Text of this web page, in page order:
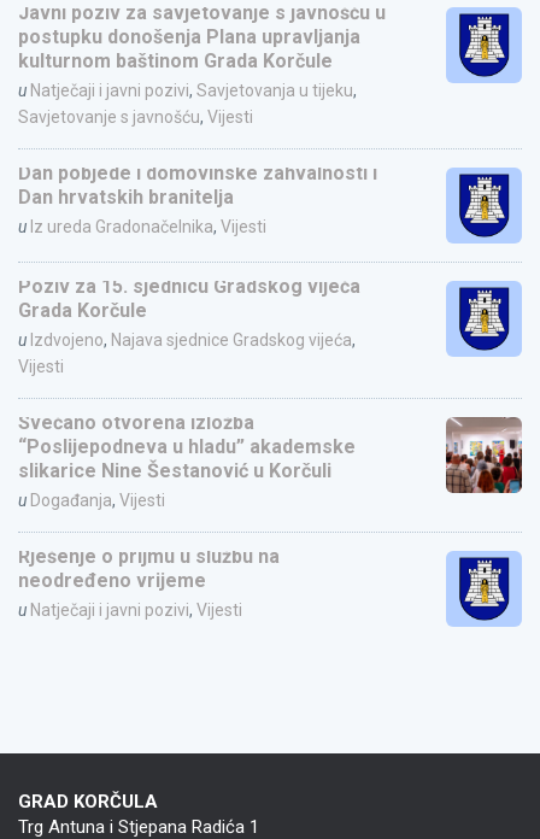
Javni poziv za savjetovanje s javnošću u
postupku donošenja Plana upravljanja
kulturnom baštinom Grada Korčule
u Natječaji i javni pozivi, Savjetovanja u tijeku,
Savjetovanje s javnošću, Vijesti
Dan pobjede i domovinske zahvalnosti i
Dan hrvatskih branitelja
u Iz ureda Gradonačelnika, Vijesti
Poziv za 15. sjednicu Gradskog vijeća
Grada Korčule
u Izdvojeno, Najava sjednice Gradskog vijeća,
Vijesti
Svečano otvorena izložba
“Poslijepodneva u hladu” akademske
slikarice Nine Šestanović u Korčuli
u Događanja, Vijesti
Rješenje o prijmu u službu na
neodređeno vrijeme
u Natječaji i javni pozivi, Vijesti
GRAD KORČULA
Trg Antuna i Stjepana Radića 1